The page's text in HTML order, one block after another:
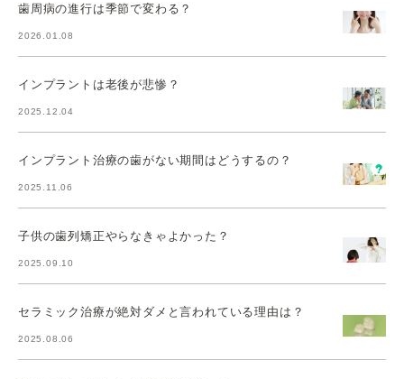
歯周病の進行は季節で変わる？
2026.01.08
インプラントは老後が悲惨？
2025.12.04
インプラント治療の歯がない期間はどうするの？
2025.11.06
子供の歯列矯正やらなきゃよかった？
2025.09.10
セラミック治療が絶対ダメと言われている理由は？
2025.08.06